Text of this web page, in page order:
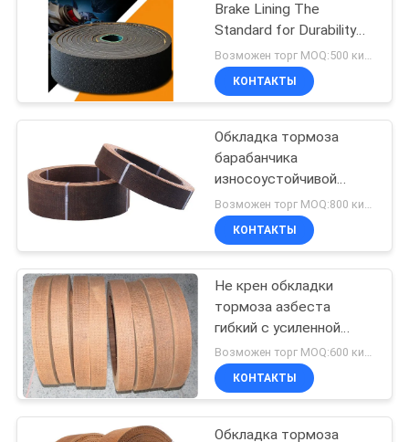
Лист трением
материальный
Подкладка
диапазона
тормоза
Материал трением
Brake Lining The
Standard for Durability
and Enduring
Performance
КОНТАКТЫ
Обкладка тормоза
барабанчика
износоустойчивой
обкладки колодки
тормоза материальная
КОНТАКТЫ
Не крен обкладки
тормоза азбеста
гибкий с усиленной
медной проволокой
Возможен торг MOQ:600 килограммов
КОНТАКТЫ
Обкладка тормоза